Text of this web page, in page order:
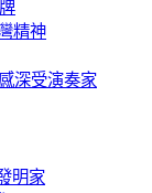
精神
深受演奏家
明家